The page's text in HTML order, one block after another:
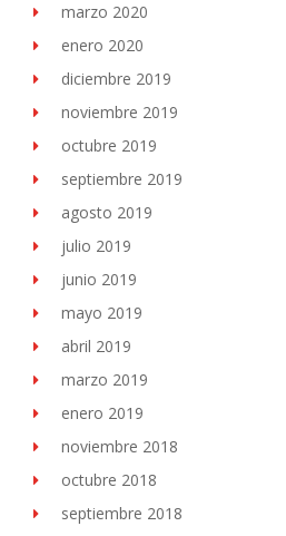
marzo 2020
enero 2020
diciembre 2019
noviembre 2019
octubre 2019
septiembre 2019
agosto 2019
julio 2019
junio 2019
mayo 2019
abril 2019
marzo 2019
enero 2019
noviembre 2018
octubre 2018
septiembre 2018